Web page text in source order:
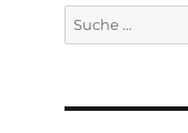
Suche
nach: